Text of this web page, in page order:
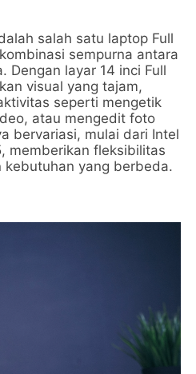
salah satu laptop Full
sempurna antara
Dengan layar 14 inci Full
visual yang tajam,
seperti mengetik
atau mengedit foto
bervariasi, mulai dari Intel
memberikan fleksibilitas
kebutuhan yang berbeda.